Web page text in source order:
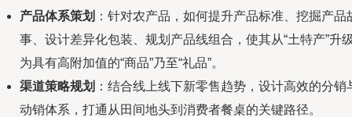
产品体系策划 ：针对农产品，如何提升产品标准、挖掘产品
事、设计差异化包装、规划产品线组合，使其从“土特产”升
为具有高附加值的“商品”乃至“礼品”。
渠道策略规划 ：结合线上线下新零售趋势，设计高效的分销
动销体系，打通从田间地头到消费者餐桌的关键路径。